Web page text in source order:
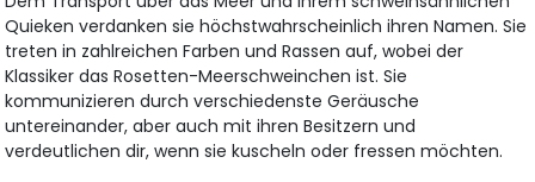
Quieken verdanken sie höchstwahrscheinlich ihren Namen. Sie
treten in zahlreichen Farben und Rassen auf, wobei der
Klassiker das Rosetten-Meerschweinchen ist. Sie
kommunizieren durch verschiedenste Geräusche
untereinander, aber auch mit ihren Besitzern und
verdeutlichen dir, wenn sie kuscheln oder fressen möchten.